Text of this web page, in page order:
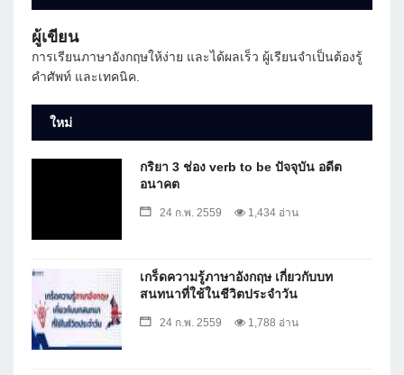
ผู้เขียน
การเรียนภาษาอังกฤษให้ง่าย และได้ผลเร็ว ผู้เรียนจำเป็นต้องรู้
คำศัพท์ และเทคนิค.
ใหม่
กริยา 3 ช่อง verb to be ปัจจุบัน อดีต
อนาคต
24 ก.พ. 2559 1,434 อ่าน
เกร็ดความรู้ภาษาอังกฤษ เกี่ยวกับบท
สนทนาที่ใช้ในชีวิตประจำวัน
24 ก.พ. 2559 1,788 อ่าน